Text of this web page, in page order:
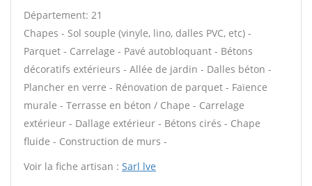
Département: 21
Chapes - Sol souple (vinyle, lino, dalles PVC, etc) -
Parquet - Carrelage - Pavé autobloquant - Bétons
décoratifs extérieurs - Allée de jardin - Dalles béton -
Plancher en verre - Rénovation de parquet - Faïence
murale - Terrasse en béton / Chape - Carrelage
extérieur - Dallage extérieur - Bétons cirés - Chape
fluide - Construction de murs -
Voir la fiche artisan : Sarl lve